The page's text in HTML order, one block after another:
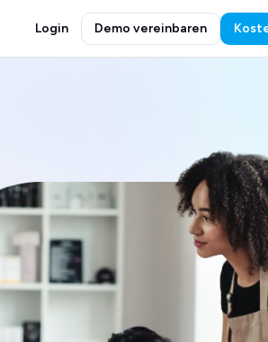
Login Demo vereinbaren